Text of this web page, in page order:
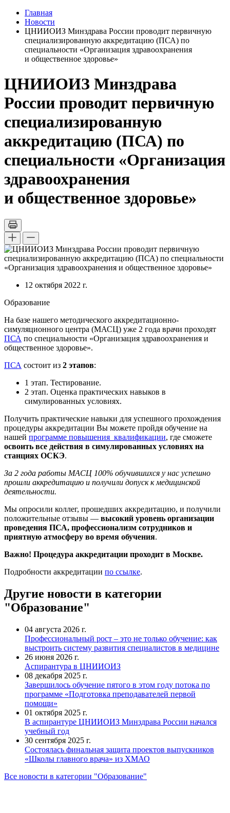
Главная
Новости
ЦНИИОИЗ Минздрава России проводит первичную
специализированную аккредитацию (ПСА) по
специальности «Организация здравоохранения
и общественное здоровье»
ЦНИИОИЗ Минздрава
России проводит первичную
специализированную
аккредитацию (ПСА) по
специальности «Организация
здравоохранения
и общественное здоровье»
12 октября 2022 г.
Образование
На базе нашего методического аккредитационно-
симуляционного центра (МАСЦ) уже 2 года врачи проходят
ПСА по специальности «Организация здравоохранения и
общественное здоровье».
ПСА состоит из 2 этапов:
1 этап. Тестирование.
2 этап. Оценка практических навыков в
симулированных условиях.
Получить практические навыки для успешного прохождения
процедуры аккредитации Вы можете пройдя обучение на
нашей программе повышения квалификации, где сможете
освоить все действия в симулированных условиях на
станциях ОСКЭ.
За 2 года работы МАСЦ 100% обучившихся у нас успешно
прошли аккредитацию и получили допуск к медицинской
деятельности.
Мы опросили коллег, прошедших аккредитацию, и получили
положительные отзывы — высокий уровень организации
проведения ПСА, профессионализм сотрудников и
приятную атмосферу во время обучения.
Важно! Процедура аккредитации проходит в Москве.
Подробности аккредитации по ссылке.
Другие новости в категории
"Образование"
04 августа 2026 г.
Профессиональный рост – это не только обучение: как
выстроить систему развития специалистов в медицине
26 июня 2026 г.
Аспирантура в ЦНИИОИЗ
08 декабря 2025 г.
Завершилось обучение пятого в этом году потока по
программе «Подготовка преподавателей первой
помощи»
01 октября 2025 г.
В аспирантуре ЦНИИОИЗ Минздрава России начался
учебный год
30 сентября 2025 г.
Состоялась финальная защита проектов выпускников
«Школы главного врача» из ХМАО
Все новости в категории "Образование"